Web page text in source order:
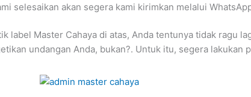
selesaikan akan segera kami kirimkan melalui
label Master Cahaya di atas, Anda tentunya tidak ragu
undangan Anda, bukan?. Untuk itu, segera lakukan